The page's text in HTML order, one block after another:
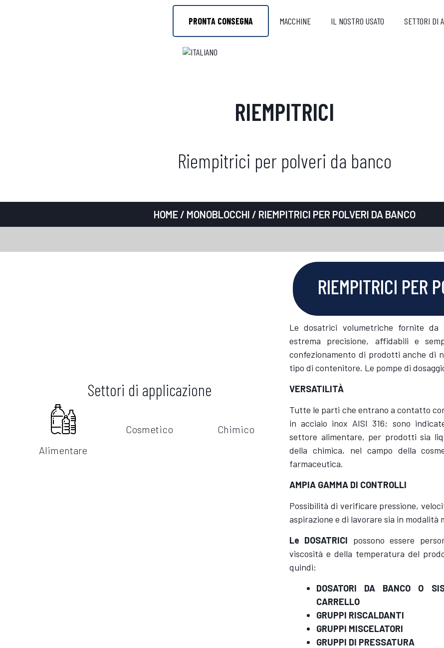
PRONTA CONSEGNA MACCHINE IL NOSTRO USATO SETTORI DI
RIEMPITRICI
Riempitrici per polveri da banco
HOME/ MONOBLOCCHI / RIEMPITRICI PER POLVERI DA BANCO
RIEMPITRICI PER
Settori di applicazione
Alimentare
Cosmetico Chimico
Le dosatrici volumetriche fornite da
estrema precisione, affidabili e
confezionamento di prodotti anche di
tipo di contenitore. Le pompe di
VERSATILITÀ
Tutte le parti che entrano a contatto
in acciaio inox AISI 316; sono
settore alimentare, per prodotti sia
della chimica, nel campo della
farmaceutica.
AMPIA GAMMA DI CONTROLLI
Possibilità di verificare pressione,
aspirazione e di lavorare sia in modalità
Le DOSATRICI possono essere
viscosità e della temperatura del
quindi:
DOSATORI DA BANCO O
CARRELLO
GRUPPI RISCALDANTI
GRUPPI MISCELATORI
GRUPPI DI PRESSATURA